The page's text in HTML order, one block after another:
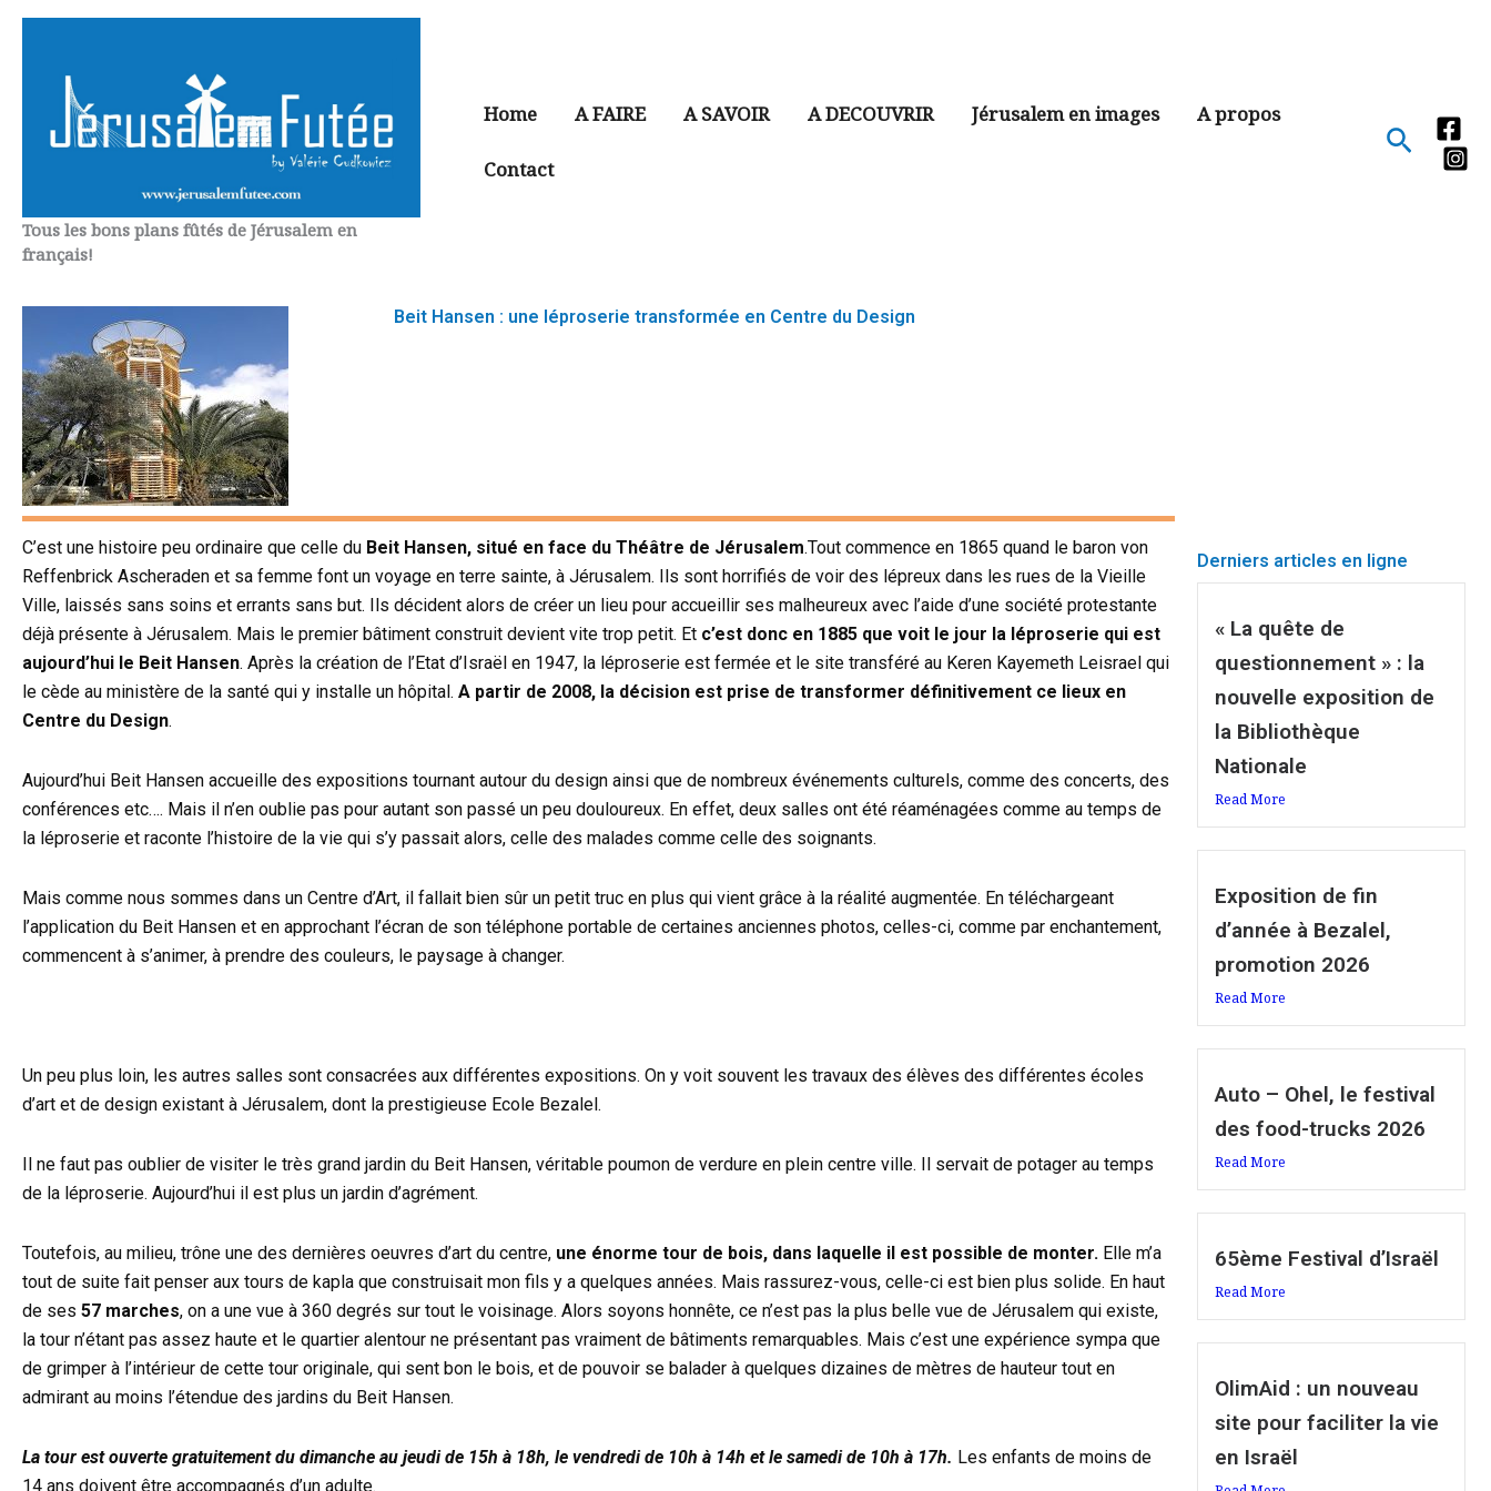
Aller
contenu
Tous les bons plans fûtés de Jérusalem en
français!
Home A FAIRE A SAVOIR A DECOUVRIR Jérusalem en images A propos
Contact
Beit Hansen : une léproserie transformée en Centre du Design
C’est une histoire peu ordinaire que celle du Beit Hansen, situé en face du Théâtre de Jérusalem.Tout commence en 1865 quand le baron von
Reffenbrick Ascheraden et sa femme font un voyage en terre sainte, à Jérusalem. Ils sont horrifiés de voir des lépreux dans les rues de la Vieille
Ville, laissés sans soins et errants sans but. Ils décident alors de créer un lieu pour accueillir ses malheureux avec l’aide d’une société protestante
déjà présente à Jérusalem. Mais le premier bâtiment construit devient vite trop petit. Et c’est donc en 1885 que voit le jour la léproserie qui est
aujourd’hui le Beit Hansen. Après la création de l’Etat d’Israël en 1947, la léproserie est fermée et le site transféré au Keren Kayemeth Leisrael qui
le cède au ministère de la santé qui y installe un hôpital. A partir de 2008, la décision est prise de transformer définitivement ce lieux en
Centre du Design.
Aujourd’hui Beit Hansen accueille des expositions tournant autour du design ainsi que de nombreux événements culturels, comme des concerts, des
conférences etc…. Mais il n’en oublie pas pour autant son passé un peu douloureux. En effet, deux salles ont été réaménagées comme au temps de
la léproserie et raconte l’histoire de la vie qui s’y passait alors, celle des malades comme celle des soignants.
Mais comme nous sommes dans un Centre d’Art, il fallait bien sûr un petit truc en plus qui vient grâce à la réalité augmentée. En téléchargeant
l’application du Beit Hansen et en approchant l’écran de son téléphone portable de certaines anciennes photos, celles-ci, comme par enchantement,
commencent à s’animer, à prendre des couleurs, le paysage à changer.
Un peu plus loin, les autres salles sont consacrées aux différentes expositions. On y voit souvent les travaux des élèves des différentes écoles
d’art et de design existant à Jérusalem, dont la prestigieuse Ecole Bezalel.
Il ne faut pas oublier de visiter le très grand jardin du Beit Hansen, véritable poumon de verdure en plein centre ville. Il servait de potager au temps
de la léproserie. Aujourd’hui il est plus un jardin d’agrément.
Toutefois, au milieu, trône une des dernières oeuvres d’art du centre, une énorme tour de bois, dans laquelle il est possible de monter. Elle m’a
tout de suite fait penser aux tours de kapla que construisait mon fils y a quelques années. Mais rassurez-vous, celle-ci est bien plus solide. En haut
de ses 57 marches, on a une vue à 360 degrés sur tout le voisinage. Alors soyons honnête, ce n’est pas la plus belle vue de Jérusalem qui existe,
la tour n’étant pas assez haute et le quartier alentour ne présentant pas vraiment de bâtiments remarquables. Mais c’est une expérience sympa que
de grimper à l’intérieur de cette tour originale, qui sent bon le bois, et de pouvoir se balader à quelques dizaines de mètres de hauteur tout en
admirant au moins l’étendue des jardins du Beit Hansen.
La tour est ouverte gratuitement du dimanche au jeudi de 15h à 18h, le vendredi de 10h à 14h et le samedi de 10h à 17h. Les enfants de moins de
14 ans doivent être accompagnés d’un adulte.
Derniers articles en ligne
« La quête de
questionnement » : la
nouvelle exposition de
la Bibliothèque
Nationale
Read More
Exposition de fin
d’année à Bezalel,
promotion 2026
Read More
Auto – Ohel, le festival
des food-trucks 2026
Read More
65ème Festival d’Israël
Read More
OlimAid : un nouveau
site pour faciliter la vie
en Israël